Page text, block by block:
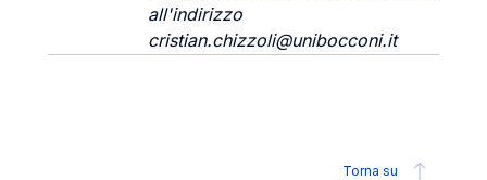
all'indirizzo
cristian.chizzoli@unibocconi.it
Torna su